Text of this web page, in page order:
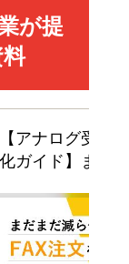
信頼」で選ばれ
No.2500増刊
タメの矜持／
No.2502[2026
涼介]
株式投資
的生産の「シンプ
た知見
七つの原理